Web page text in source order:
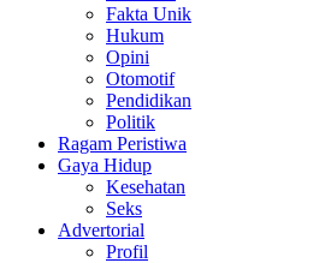
Fakta Unik
Hukum
Opini
Otomotif
Pendidikan
Politik
Ragam Peristiwa
Gaya Hidup
Kesehatan
Seks
Advertorial
Profil